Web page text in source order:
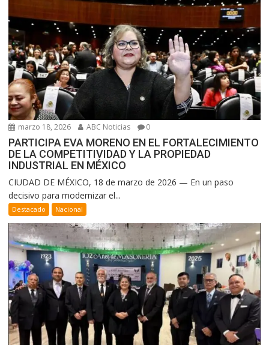
marzo 18, 2026 ABC Noticias 0
PARTICIPA EVA MORENO EN EL FORTALECIMIENTO
DE LA COMPETITIVIDAD Y LA PROPIEDAD
INDUSTRIAL EN MÉXICO
CIUDAD DE MÉXICO, 18 de marzo de 2026 — En un paso
decisivo para modernizar el...
Destacado Nacional